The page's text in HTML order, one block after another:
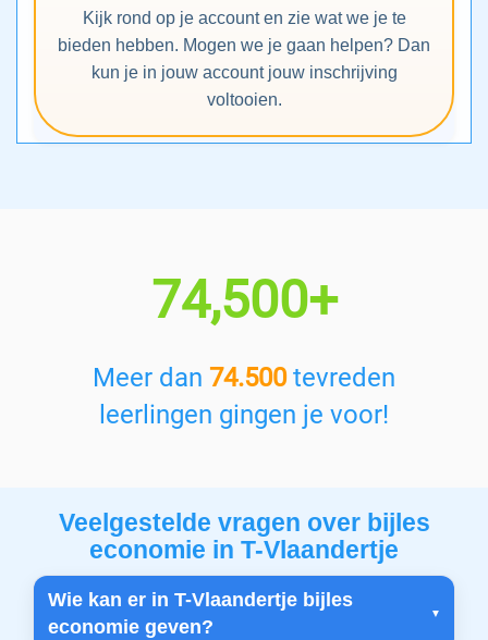
Kijk rond op je account en zie wat we je te
bieden hebben. Mogen we je gaan helpen? Dan
kun je in jouw account jouw inschrijving
voltooien.
74,500+
Meer dan 74.500tevreden
leerlingen gingen je voor!
Veelgestelde vragen over bijles
economie in T-Vlaandertje
Wie kan er in T-Vlaandertje bijles
economie geven?